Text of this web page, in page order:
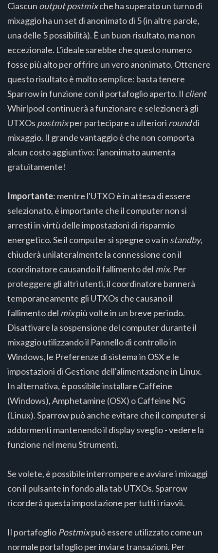
Ciascun output postmixche ha superato un turno di
mixaggio ha un set di anonimato di 5 (in altre parole,
una delle 5 possibilità). È un buon risultato, ma non
eccezionale. L'ideale sarebbe che questo numero
fosse più alto per offrire un vero anonimato. Ottenere
questo risultato è molto semplice: basta tenere
Sparrow in funzione con il portafoglio aperto. Il client
Whirlpool continuerà a funzionare e selezionerà gli
UTXOs postmixper partecipare a ulteriori rounddi
mixaggio. Il grande vantaggio è che non comporta
alcun costo aggiuntivo: l'anonimato aumenta
gratuitamente!
Importante: mentre l'UTXO è in attesa di essere
selezionato, è importante che il computer non si
arresti in virtù delle impostazioni di risparmio
energetico. Se il computer si spegne o va in standby,
chiuderà unilateralmente la connessione con il
coordinatore causando il fallimento del mix. Per
proteggere gli altri utenti, il coordinatore bannerà
temporaneamente gli UTXOs che causano il
fallimento del mixpiù volte in un breve periodo.
Disattivare la sospensione del computer durante il
mixaggio utilizzando il Pannello di controllo in
Windows, le Preferenze di sistema in OSX e le
impostazioni di Gestione dell'alimentazione in Linux.
In alternativa, è possibile installare Caffeine
(Windows), Amphetamine (OSX) o Caffeine NG
(Linux). Sparrow può anche evitare che il computer si
addormenti mantenendo il display sveglio - vedere la
funzione nel menu Strumenti.
Se volete, è possibile interrompere e avviare i mixaggi
con il pulsante in fondo alla tab UTXOs. Sparrow
ricorderà questa impostazione per tutti i riavvii.
Il portafoglio Postmixpuò essere utilizzato come un
normale portafoglio per inviare transazioni. Per